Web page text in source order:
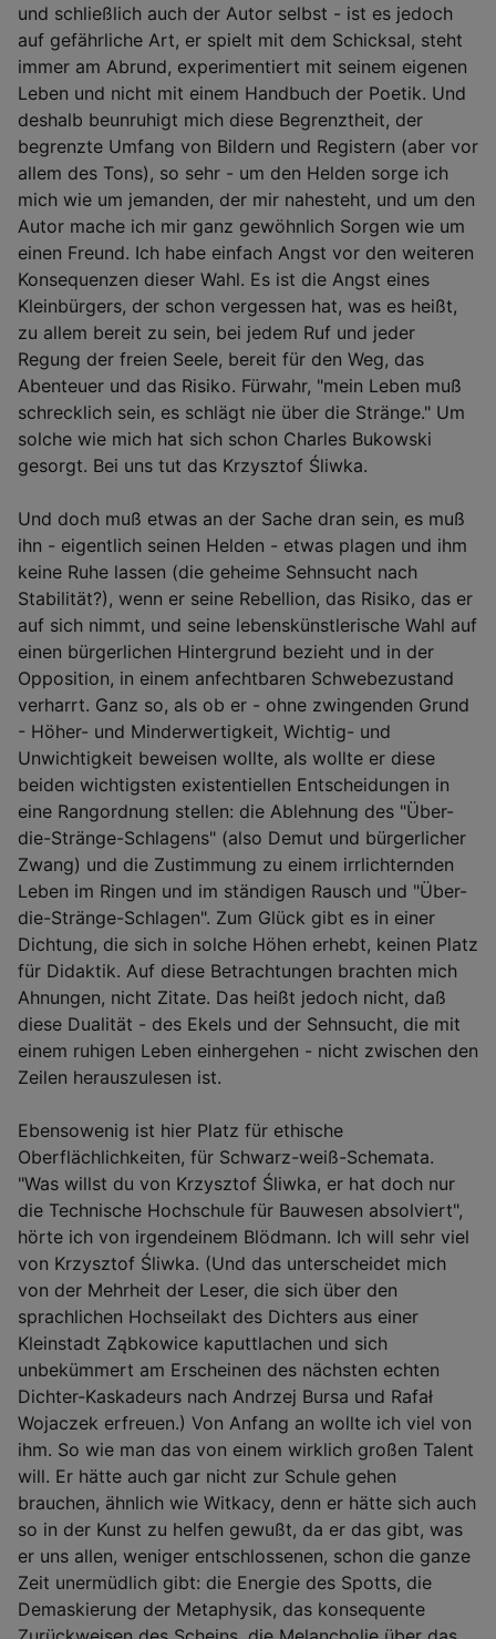
und schließlich auch der Autor selbst - ist es jedoch
auf gefährliche Art, er spielt mit dem Schicksal, steht
immer am Abrund, experimentiert mit seinem eigenen
Leben und nicht mit einem Handbuch der Poetik. Und
deshalb beunruhigt mich diese Begrenztheit, der
begrenzte Umfang von Bildern und Registern (aber vor
allem des Tons), so sehr - um den Helden sorge ich
mich wie um jemanden, der mir nahesteht, und um den
Autor mache ich mir ganz gewöhnlich Sorgen wie um
einen Freund. Ich habe einfach Angst vor den weiteren
Konsequenzen dieser Wahl. Es ist die Angst eines
Kleinbürgers, der schon vergessen hat, was es heißt,
zu allem bereit zu sein, bei jedem Ruf und jeder
Regung der freien Seele, bereit für den Weg, das
Abenteuer und das Risiko. Fürwahr, "mein Leben muß
schrecklich sein, es schlägt nie über die Stränge." Um
solche wie mich hat sich schon Charles Bukowski
gesorgt. Bei uns tut das Krzysztof Śliwka.
Und doch muß etwas an der Sache dran sein, es muß
ihn - eigentlich seinen Helden - etwas plagen und ihm
keine Ruhe lassen (die geheime Sehnsucht nach
Stabilität?), wenn er seine Rebellion, das Risiko, das er
auf sich nimmt, und seine lebenskünstlerische Wahl auf
einen bürgerlichen Hintergrund bezieht und in der
Opposition, in einem anfechtbaren Schwebezustand
verharrt. Ganz so, als ob er - ohne zwingenden Grund
- Höher- und Minderwertigkeit, Wichtig- und
Unwichtigkeit beweisen wollte, als wollte er diese
beiden wichtigsten existentiellen Entscheidungen in
eine Rangordnung stellen: die Ablehnung des "Über-
die-Stränge-Schlagens" (also Demut und bürgerlicher
Zwang) und die Zustimmung zu einem irrlichternden
Leben im Ringen und im ständigen Rausch und "Über-
die-Stränge-Schlagen". Zum Glück gibt es in einer
Dichtung, die sich in solche Höhen erhebt, keinen Platz
für Didaktik. Auf diese Betrachtungen brachten mich
Ahnungen, nicht Zitate. Das heißt jedoch nicht, daß
diese Dualität - des Ekels und der Sehnsucht, die mit
einem ruhigen Leben einhergehen - nicht zwischen den
Zeilen herauszulesen ist.
Ebensowenig ist hier Platz für ethische
Oberflächlichkeiten, für Schwarz-weiß-Schemata.
"Was willst du von Krzysztof Śliwka, er hat doch nur
die Technische Hochschule für Bauwesen absolviert",
hörte ich von irgendeinem Blödmann. Ich will sehr viel
von Krzysztof Śliwka. (Und das unterscheidet mich
von der Mehrheit der Leser, die sich über den
sprachlichen Hochseilakt des Dichters aus einer
Kleinstadt Ząbkowice kaputtlachen und sich
unbekümmert am Erscheinen des nächsten echten
Dichter-Kaskadeurs nach Andrzej Bursa und Rafał
Wojaczek erfreuen.) Von Anfang an wollte ich viel von
ihm. So wie man das von einem wirklich großen Talent
will. Er hätte auch gar nicht zur Schule gehen
brauchen, ähnlich wie Witkacy, denn er hätte sich auch
so in der Kunst zu helfen gewußt, da er das gibt, was
er uns allen, weniger entschlossenen, schon die ganze
Zeit unermüdlich gibt: die Energie des Spotts, die
Demaskierung der Metaphysik, das konsequente